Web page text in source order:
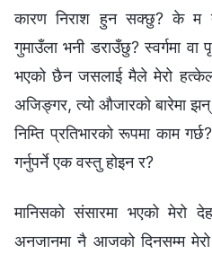
कारण निराश हुन सक्छु? के म
गुमाउँला भनी डराउँछु? स्वर्गमा वा
भएको छैन जसलाई मैले मेरो
अजिङ्गर, त्यो औजारको बारेमा
निम्ति प्रतिभारको रूपमा काम
गर्नुपर्ने एक वस्तु होइन र?
मानिसको संसारमा भएको मेरो
अनजानमा नै आजको दिनसम्म मेरो